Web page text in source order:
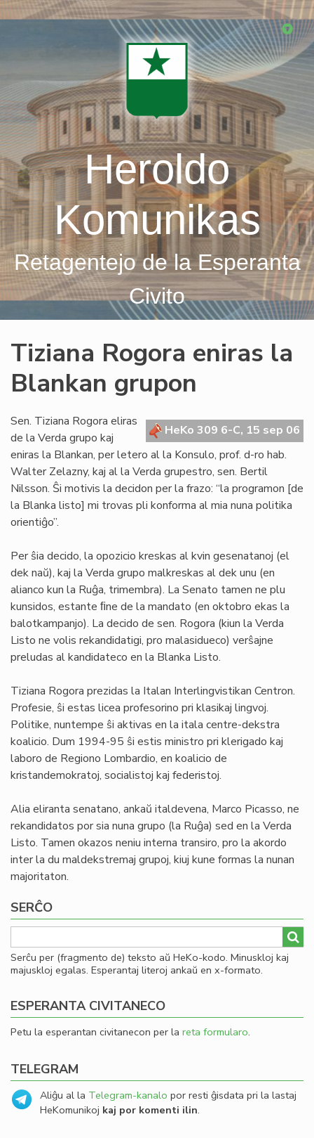
Skip
Heroldo
Komunikas
Retagentejo de la Esperanta
Civito
Tiziana Rogora eniras la
Blankan grupon
HeKo 309 6-C, 15 sep 06
Sen. Tiziana Rogora eliras
de la Verda grupo kaj
eniras la Blankan, per letero al la Konsulo, prof. d-ro hab.
Walter Zelazny, kaj al la Verda grupestro, sen. Bertil
Nilsson. Ŝi motivis la decidon per la frazo: “la programon [de
la Blanka listo] mi trovas pli konforma al mia nuna politika
orientiĝo”.
Per ŝia decido, la opozicio kreskas al kvin gesenatanoj (el
dek naŭ), kaj la Verda grupo malkreskas al dek unu (en
alianco kun la Ruĝa, trimembra). La Senato tamen ne plu
kunsidos, estante ﬁne de la mandato (en oktobro ekas la
balotkampanjo). La decido de sen. Rogora (kiun la Verda
Listo ne volis rekandidatigi, pro malasidueco) verŝajne
preludas al kandidateco en la Blanka Listo.
Tiziana Rogora prezidas la Italan Interlingvistikan Centron.
Profesie, ŝi estas licea profesorino pri klasikaj lingvoj.
Politike, nuntempe ŝi aktivas en la itala centre-dekstra
koalicio. Dum 1994-95 ŝi estis ministro pri klerigado kaj
laboro de Regiono Lombardio, en koalicio de
kristandemokratoj, socialistoj kaj federistoj.
Alia eliranta senatano, ankaŭ italdevena, Marco Picasso, ne
rekandidatos por sia nuna grupo (la Ruĝa) sed en la Verda
Listo. Tamen okazos neniu interna transiro, pro la akordo
inter la du maldekstremaj grupoj, kiuj kune formas la nunan
majoritaton.
SERĈO
Serĉu per (fragmento de) teksto aŭ HeKo-kodo. Minuskloj kaj
majuskloj egalas. Esperantaj literoj ankaŭ en x-formato.
ESPERANTA CIVITANECO
Petu la esperantan civitanecon per la reta formularo.
TELEGRAM
Aliĝu al la Telegram-kanalo por resti ĝisdata pri la lastaj
HeKomunikoj kaj por komenti ilin.